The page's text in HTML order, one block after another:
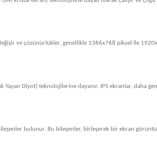
ve çözünürlükler, genellikle 1366x768 piksel ile
Diyot) teknolojilerine dayanır. IPS ekranlar, daha
bulunur. Bu bileşenler, birleşerek bir ekran